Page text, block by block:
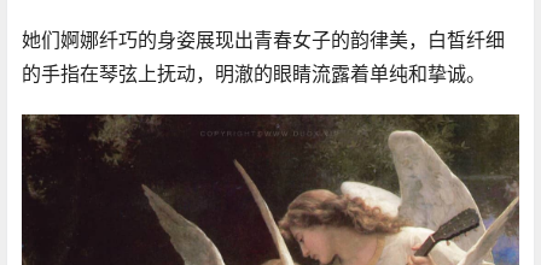
她们婀娜纤巧的身姿展现出青春女子的韵律美，白皙纤细
的手指在琴弦上抚动，明澈的眼睛流露着单纯和挚诚。